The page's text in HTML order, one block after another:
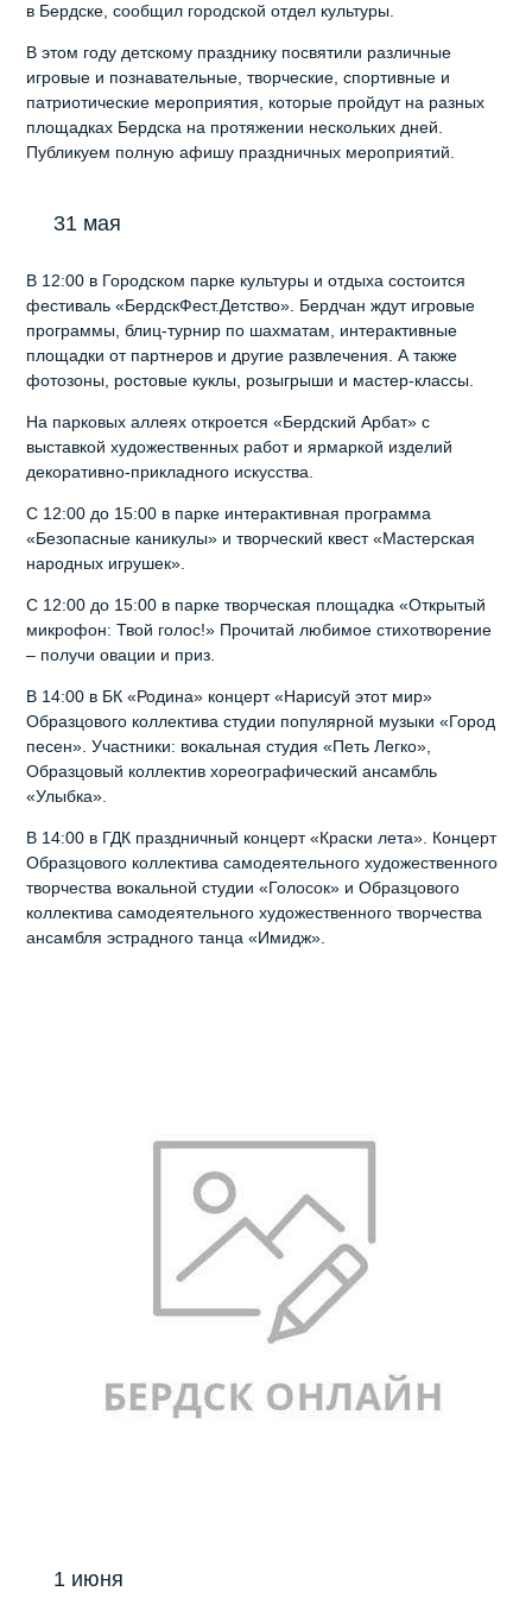
в Бердске, сообщил городской отдел культуры.
В этом году детскому празднику посвятили различные
игровые и познавательные, творческие, спортивные и
патриотические мероприятия, которые пройдут на разных
площадках Бердска на протяжении нескольких дней.
Публикуем полную афишу праздничных мероприятий.
31 мая
В 12:00 в Городском парке культуры и отдыха состоится
фестиваль «БердскФест.Детство». Бердчан ждут игровые
программы, блиц-турнир по шахматам, интерактивные
площадки от партнеров и другие развлечения. А также
фотозоны, ростовые куклы, розыгрыши и мастер-классы.
На парковых аллеях откроется «Бердский Арбат» с
выставкой художественных работ и ярмаркой изделий
декоративно-прикладного искусства.
С 12:00 до 15:00 в парке интерактивная программа
«Безопасные каникулы» и творческий квест «Мастерская
народных игрушек».
С 12:00 до 15:00 в парке творческая площадка «Открытый
микрофон: Твой голос!» Прочитай любимое стихотворение
– получи овации и приз.
В 14:00 в БК «Родина» концерт «Нарисуй этот мир»
Образцового коллектива студии популярной музыки «Город
песен». Участники: вокальная студия «Петь Легко»,
Образцовый коллектив хореографический ансамбль
«Улыбка».
В 14:00 в ГДК праздничный концерт «Краски лета». Концерт
Образцового коллектива самодеятельного художественного
творчества вокальной студии «Голосок» и Образцового
коллектива самодеятельного художественного творчества
ансамбля эстрадного танца «Имидж».
1 июня